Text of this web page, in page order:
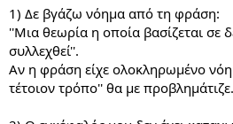
1) Δε βγάζω νόημα από τη φράση:
''Μια θεωρία η οποία βασίζεται σε
συλλεχθεί''.
Αν η φράση είχε ολοκληρωμένο
τέτοιον τρόπο'' θα με προβλημάτιζε.